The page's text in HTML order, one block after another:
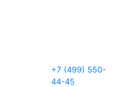
+7 (499) 550-
44-45